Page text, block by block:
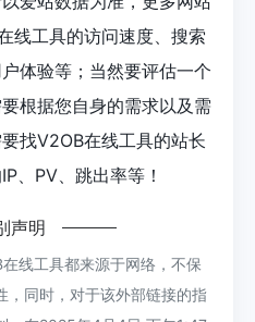
线工具的访问速度、搜索
体验等；当然要评估一个
根据您自身的需求以及需
找V2OB在线工具的站长
、PV、跳出率等！
声明
线工具都来源于网络，不保
，同时，对于该外部链接的指